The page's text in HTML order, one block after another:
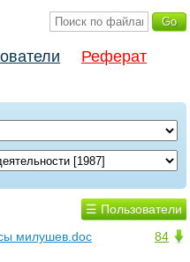
Реферат
☰ Пользователи
84
милушев.doc